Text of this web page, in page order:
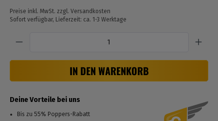
Preise inkl. MwSt. zzgl. Versandkosten
Sofort verfügbar, Lieferzeit: ca. 1-3 Werktage
IN DEN WARENKORB
Deine Vorteile bei uns
Bis zu 55% Poppers-Rabatt